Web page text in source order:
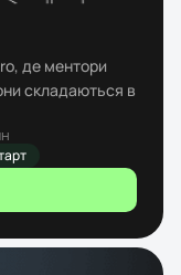
де ментори
складаються в